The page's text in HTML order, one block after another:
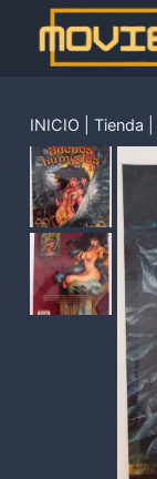
Saltar
contenido
INICIO Tienda